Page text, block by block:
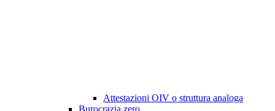
Attestazioni OIV o struttura analoga